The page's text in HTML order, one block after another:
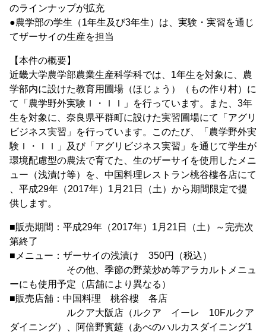
のラインナップが拡充
●農学部の学生（1年生及び3年生）は、実験・実習を通じ
てザーサイの生産を担当
【本件の概要】
近畿大学農学部農業生産科学科では、1年生を対象に、農
学部内に設けた教育用圃場（ほじょう）（もの作り村）に
て「農学野外実験Ｉ・ＩＩ」を行っています。また、3年
生を対象に、奈良県平群町に設けた実習圃場にて「アグリ
ビジネス実習」を行っています。このたび、「農学野外実
験Ｉ・ＩＩ」及び「アグリビジネス実習」を通じて学生が
環境配慮型の農法で育てた、生のザーサイを使用したメニ
ュー（浅漬け等）を、中国料理レストラン桃谷樓各店にて
、平成29年（2017年）1月21日（土）から期間限定で提
供します。
■販売期間：平成29年（2017年）1月21日（土）～完売次
第終了
■メニュー：ザーサイの浅漬け 350円（税込）
その他、季節の野菜炒め等アラカルトメニュ
ーにも使用予定（店舗により異なる）
■販売店舗：中国料理 桃谷樓 各店
ルクア大阪店（ルクア イーレ 10Fルクア
ダイニング）、阿倍野賓筵（あべのハルカスダイニング1